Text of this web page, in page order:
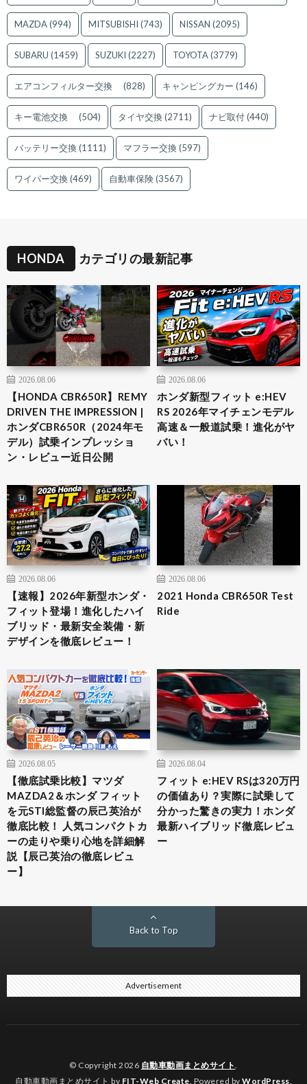
MAZDA(994) MITSUBISHI (743) NISSAN (2095)
SUBARU (1459) SUZUKI (2227) TOYOTA(3779)
エアコンフィルター交換 (828) キャンピングカー (146)
キー電池交換 (504) タイヤ交換(2711) ナビ取付(440)
バッテリー交換(1111) マフラー交換(597)
ワイパー交換(469) 自動車保険(3567)
HONDA カテゴリの最新記事
2026.08.06
【HONDA CBR650R】REMY
DRIVEN THE IMPRESSION |
ホンダCBR650R（2024年モ
デル）試乗インプレッショ
ン・レビュー近日公開
2026.08.06
ホンダ新型フィット e:HEV
RS 2026年マイチェンモデル
高速＆一般道試乗！進化がヤ
バい！
2026.08.06
【速報】2026年新型ホンダ・
フィット登場！進化したハイ
ブリッド・最新安全装備・新
デザインを徹底レビュー！
2026.08.06
2021 Honda CBR650R Test
Ride
2026.08.05
【徹底試乗比較】マツダ
MAZDA2＆ホンダ フィット
を元STI総監督の辰己英治が
徹底比較！ 人気コンパクトカ
ーの走りや乗り心地を詳細解
説【辰己英治の徹底レビュ
ー】
2026.08.04
フィット e:HEV RSは320万円
の価値あり？実際に試乗して
分かった驚きの実力！ホンダ
最新ハイブリッド徹底レビュ
ー
Back to Top
Advertisement
© Copyright 2026 自動車動画まとめサイト
自動車動画まとめサイト by FIT-Web Create . Powered by WordPress